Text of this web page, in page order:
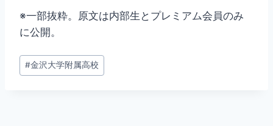
※一部抜粋。原文は内部生とプレミアム会員のみ
に公開。
投
稿
#金沢大学附属高校